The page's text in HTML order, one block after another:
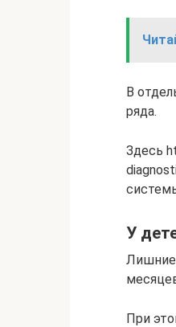
В
ряда.
Здесь
У
Лишние
При